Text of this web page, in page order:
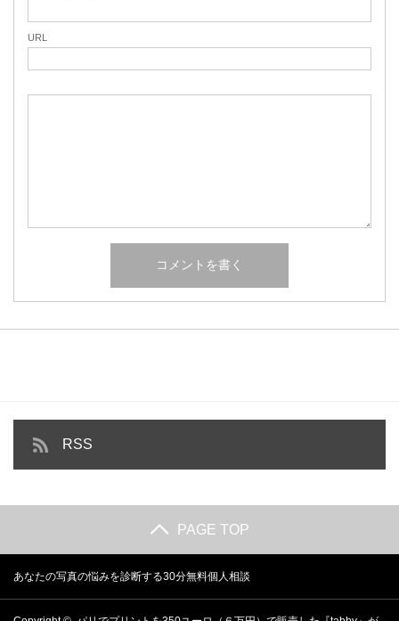
URL
RSS
PAGE TOP
あなたの写真の悩みを診断する30分無料個人相談